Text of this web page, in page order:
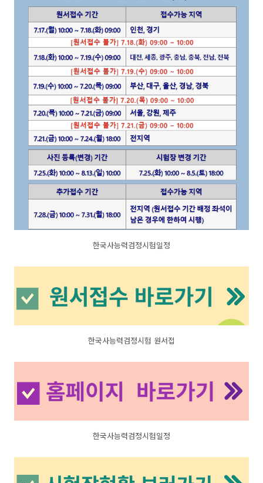
한국사능력검정시험일정
한국사능력검정시험 원서접
한국사능력검정시험일정